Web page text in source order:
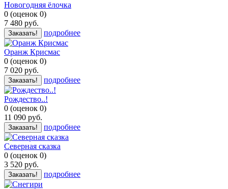
Новогодняя ёлочка
0 (оценок 0)
7 480 руб.
Заказать! подробнее
Оранж Крисмас
0 (оценок 0)
7 020 руб.
Заказать! подробнее
Рождество..!
0 (оценок 0)
11 090 руб.
Заказать! подробнее
Северная сказка
0 (оценок 0)
3 520 руб.
Заказать! подробнее